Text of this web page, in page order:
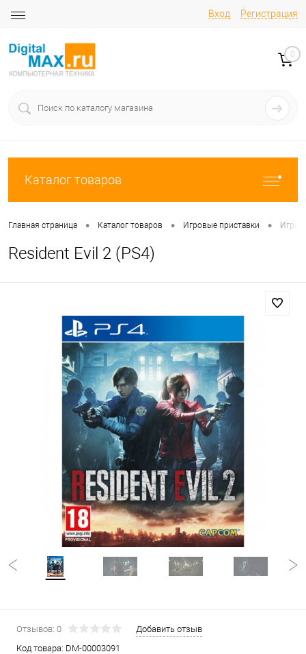
Вход Регистрация
0
Каталог товаров
Главная страница • Каталог товаров • Игровые приставки • Игры
Resident Evil 2 (PS4)
Отзывов: 0
Добавить отзыв
Код товара: DM-00003091